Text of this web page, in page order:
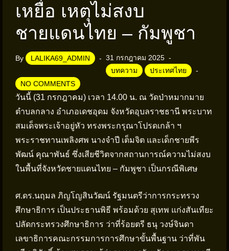
เหยื่อ เหตุไม่สงบ
ชายแดนไทย – กัมพูชา
By LALIKA69_ADMIN
31 กรกฎาคม 2025
บทความ
ประเทศไทย
NO COMMENTS
วันนี้ (31 กรกฎาคม) เวลา 14.00 น. ณ วัดป่าหมากมาย
ตำบลกลาง อำเภอเดชอุดม จังหวัดอุบลราชธานี พระบาท
สมเด็จพระเจ้าอยู่หัว ทรงพระกรุณาโปรดเกล้า ฯ
พระราชทานเพลิงศพ นางจำปี เต็มจิต และเด็กชายพีร
พัฒน์ คุณาพันธ์ ซึ่งเสียชีวิตจากสถานการณ์ความไม่สงบ
ในพื้นที่จังหวัดชายแดนไทย – กัมพูชา เป็นกรณีพิเศษ
ศ.ดร.นฤมล ภิญโญสินวัฒน์ รัฐมนตรีว่าการกระทรวง
ศึกษาธิการ เป็นประธานพิธี พร้อมด้วย สุเทพ แก่งสันเทียะ
ปลัดกระทรวงศึกษาธิการ ว่าที่ร้อยตรี ธนุ วงษ์จินดา
เลขาธิการคณะกรรมการการศึกษาขั้นพื้นฐาน ว่าที่พัน